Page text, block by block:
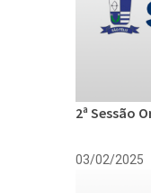
2ª Sessão
03/02/2025